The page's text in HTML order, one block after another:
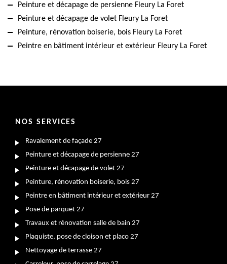
Peinture et décapage de persienne Fleury La Foret
Peinture et décapage de volet Fleury La Foret
Peinture, rénovation boiserie, bois Fleury La Foret
Peintre en bâtiment intérieur et extérieur Fleury La Foret
NOS SERVICES
Ravalement de façade 27
Peinture et décapage de persienne 27
Peinture et décapage de volet 27
Peinture, rénovation boiserie, bois 27
Peintre en bâtiment intérieur et extérieur 27
Pose de parquet 27
Travaux et rénovation salle de bain 27
Plaquiste, pose de cloison et placo 27
Nettoyage de terrasse 27